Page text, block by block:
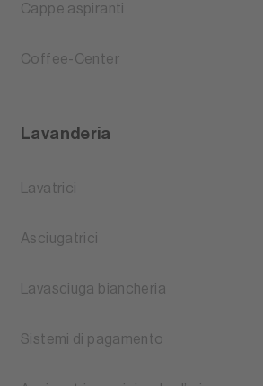
Cappe aspiranti
Coffee-Center
Lavanderia
Lavatrici
Asciugatrici
Lavasciuga biancheria
Sistemi di pagamento